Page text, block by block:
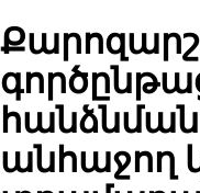
անհաջող